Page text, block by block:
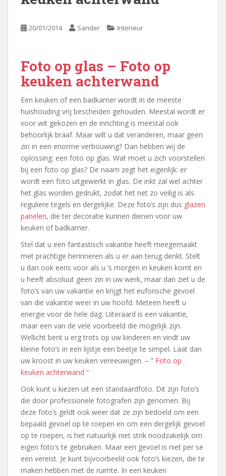
20/01/2014 Sander Interieur
Foto op glas – Foto op
keuken achterwand
Een keuken of een badkamer wordt in de meeste
huishouding vrij bescheiden gehouden. Meestal wordt er
voor wit gekozen en de inrichting is meestal ook
behoorlijk braaf. Maar wilt u dat veranderen, maar geen
zin in een enorme verbouwing? Dan hebben wij de
oplossing: een foto op glas. Wat moet u zich voorstellen
bij een foto op glas? De naam zegt het eigenlijk: er
wordt een foto uitgewerkt in glas. De inkt zal wel achter
het glas worden gedrukt, zodat het net zo veilig is als
reguliere tegels en dergelijke. Deze foto’s zijn dus glazen
panelen, die ter decoratie kunnen dienen voor uw
keuken of badkamer.
Stel dat u een fantastisch vakantie heeft meegemaakt
met prachtige herinneren als u er aan terug denkt. Stelt
u dan ook eens voor als u ’s morgen in keuken komt en
u heeft absoluut geen zin in uw werk, maar dan ziet u de
foto’s van uw vakantie en krijgt het euforische gevoel
van die vakantie weer in uw hoofd. Meteen heeft u
energie voor de hele dag. Uiteraard is een vakantie,
maar een van de vele voorbeeld die mogelijk zijn.
Wellicht bent u erg trots op uw kinderen en vindt uw
kleine foto’s in een lijstje een beetje te simpel. Laat dan
uw kroost in uw keuken vereeuwigen. – ” Foto op
keuken achterwand “
Ook kunt u kiezen uit een standaardfoto. Dit zijn foto’s
die door professionele fotografen zijn genomen. Bij
deze foto’s geldt ook weer dat ze zijn bedoeld om een
bepaald gevoel op te roepen en om een dergelijk gevoel
op te roepen, is het natuurlijk niet strik noodzakelijk om
eigen foto’s te gebruiken. Maar een gevoel is niet per se
een vereist. Je kunt bijvoorbeeld ook foto’s kiezen, die te
maken hebben met de ruimte. In een keuken